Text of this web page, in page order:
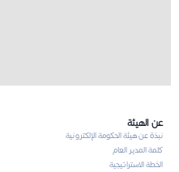
عن الهيئة
نبذة عن هيئة الحكومة الإلكترونية
كلمة المدير العام
الخطة الاستراتيجية